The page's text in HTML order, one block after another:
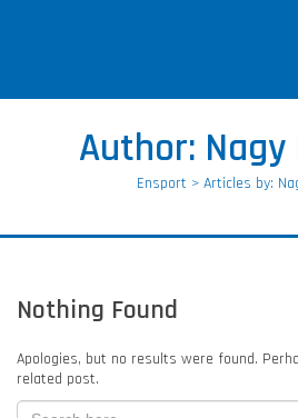
Author:
Ensport > Articles by:
Nothing Found
Apologies, but no results were found.
related post.